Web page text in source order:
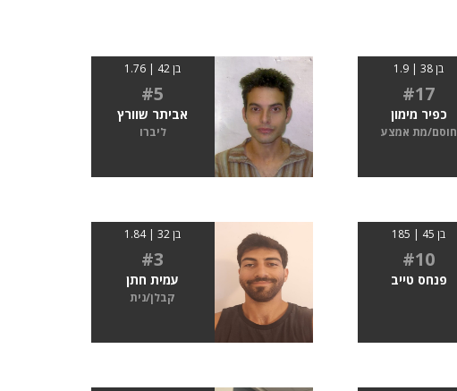
בן 38 | 1.9
#17
כפיר מימון
חוסם/מת אמצע
בן 42 | 1.76
#5
אביתר שוורץ
ליברו
בן 45 | 185
#10
פנחס טייב
בן 32 | 1.84
#3
עמית חתן
קבלן/נית